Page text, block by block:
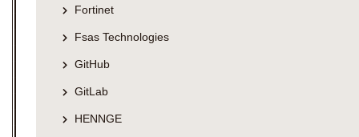
Fortinet
Fsas Technologies
GitHub
GitLab
HENNGE